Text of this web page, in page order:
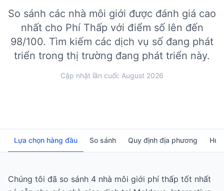
So sánh các nhà môi giới được đánh giá cao
nhất cho Phí Thấp với điểm số lên đến
98/100. Tìm kiếm các dịch vụ số đang phát
triển trong thị trường đang phát triển này.
Cập nhật lần cuối: August 2026
Lựa chọn hàng đầu So sánh Quy định địa phương
Chúng tôi đã so sánh 4 nhà môi giới phí thấp tốt nhất